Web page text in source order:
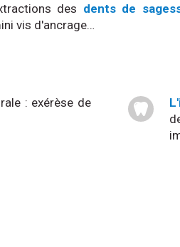
des dents de
vis d'ancrage…
: exérèse de